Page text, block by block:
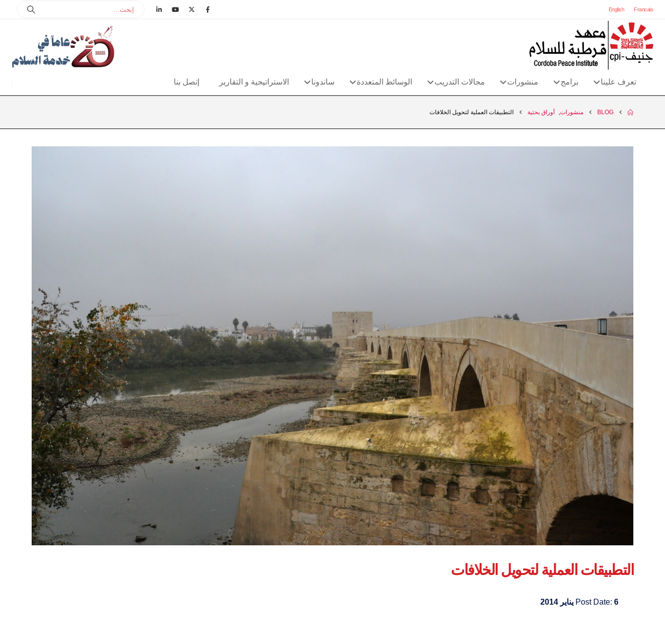
Francais
English
تعرف علينا برامج منشورات مجالات التدريب الوسائط المتعددة ساندونا الاستراتيجية و التقارير إتصل بنا
BLOG منشورات أوراق بحثية التطبيقات العملية لتحويل الخلافات
التطبيقات العملية لتحويل الخلافات
Post Date: 6 يناير 2014